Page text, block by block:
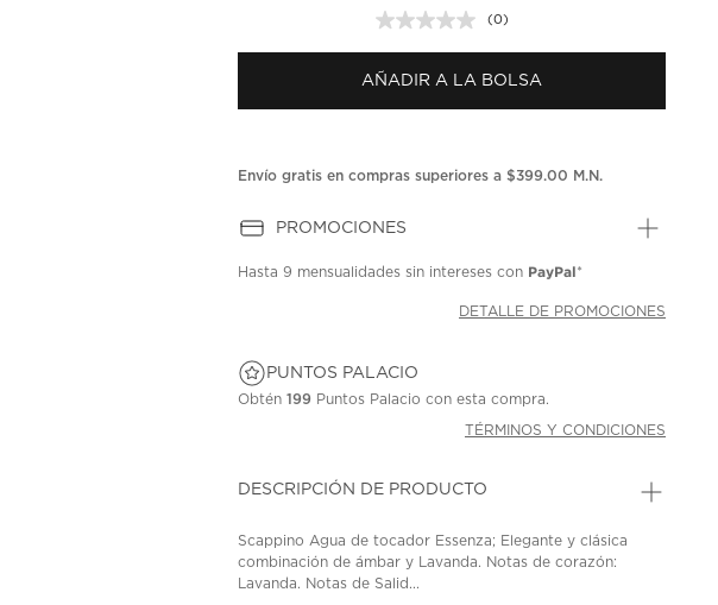
Sin
puntuación.
en
la
(0)
AÑADIR A LA BOLSA
Envío gratis en compras superiores a $399.00 M.N.
PROMOCIONES
Hasta9 mensualidades sin intereses con PayPal*
DETALLE DE PROMOCIONES
PUNTOS PALACIO
Obtén199 Puntos Palacio con esta compra.
TÉRMINOS Y CONDICIONES
DESCRIPCIÓN DE PRODUCTO
Scappino Agua de tocador Essenza; Elegante y clásica
combinación de ámbar y Lavanda. Notas de corazón:
Lavanda. Notas de Salid...